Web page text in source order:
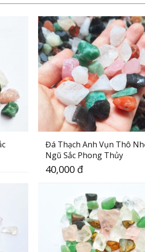
Đá Thạch Anh Vụn Thô
Ngũ Sắc Phong Thủy
40,000 đ